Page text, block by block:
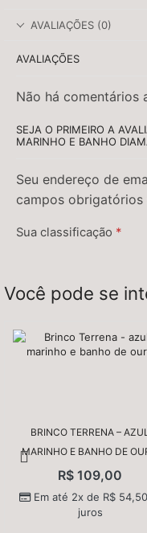
AVALIAÇÕES (0)
AVALIAÇÕES
Não há comentários
SEJA O PRIMEIRO A
MARINHO E BANHO
Seu endereço de
campos
Sua classificação *
Você pode se
BRINCO TERRENA –
MARINHO E BANHO DE
R$ 109,00
Em até 2x de R$ 54,50
juros